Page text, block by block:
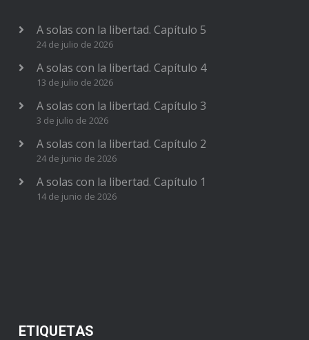
A solas con la libertad. Capítulo 5
24 de julio de 2026
A solas con la libertad. Capítulo 4
13 de julio de 2026
A solas con la libertad. Capítulo 3
3 de julio de 2026
A solas con la libertad. Capítulo 2
24 de junio de 2026
A solas con la libertad. Capítulo 1
14 de junio de 2026
ETIQUETAS